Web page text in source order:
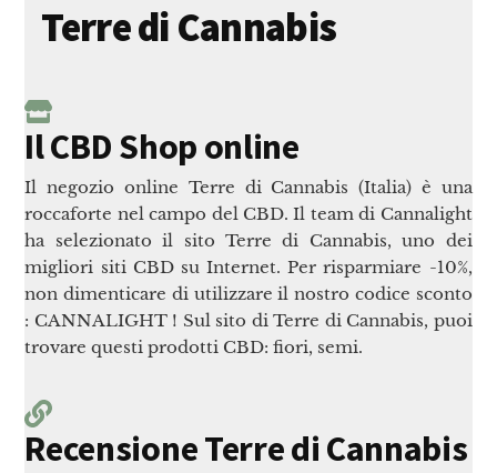
Terre di Cannabis
Il CBD Shop online
Il negozio online Terre di Cannabis (Italia) è una
roccaforte nel campo del CBD. Il team di Cannalight
ha selezionato il sito Terre di Cannabis, uno dei
migliori siti CBD su Internet. Per risparmiare -10%,
non dimenticare di utilizzare il nostro codice sconto
: CANNALIGHT ! Sul sito di Terre di Cannabis, puoi
trovare questi prodotti CBD: fiori, semi.
Recensione Terre di Cannabis